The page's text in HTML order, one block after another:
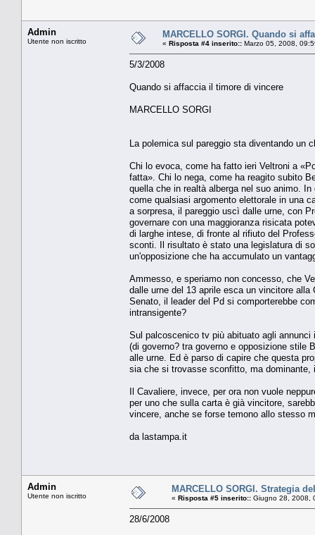
Admin
Utente non iscritto
MARCELLO SORGI. Quando si
« Risposta #4 inserito:: Marzo 05, 2008,
5/3/2008
Quando si affaccia il timore di vincere
MARCELLO SORGI
La polemica sul pareggio sta diventando un
Chi lo evoca, come ha fatto ieri Veltroni a
fatta». Chi lo nega, come ha reagito subito
quella che in realtà alberga nel suo animo.
come qualsiasi argomento elettorale in una
a sorpresa, il pareggio uscì dalle urne, con
governare con una maggioranza risicata
di larghe intese, di fronte al rifiuto del
sconti. Il risultato è stato una legislatura di
un'opposizione che ha accumulato un
Ammesso, e speriamo non concesso, che
dalle urne del 13 aprile esca un vincitore
Senato, il leader del Pd si comporterebbe
intransigente?
Sul palcoscenico tv più abituato agli
(di governo? tra governo e opposizione stile
alle urne. Ed è parso di capire che questa
sia che si trovasse sconfitto, ma dominante,
Il Cavaliere, invece, per ora non vuole
per uno che sulla carta è già vincitore,
vincere, anche se forse temono allo stesso
da lastampa.it
Admin
Utente non iscritto
MARCELLO SORGI. Strategia
« Risposta #5 inserito:: Giugno 28, 2008,
28/6/2008